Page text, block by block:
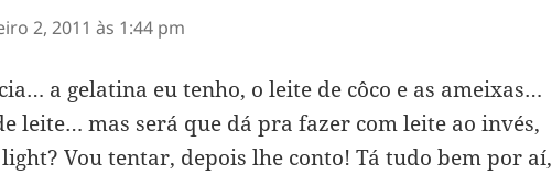
2, 2011 às 1:44 pm
a gelatina eu tenho, o leite de côco e as ameixas…
leite… mas será que dá pra fazer com leite ao invés,
Vou tentar, depois lhe conto! Tá tudo bem por aí,